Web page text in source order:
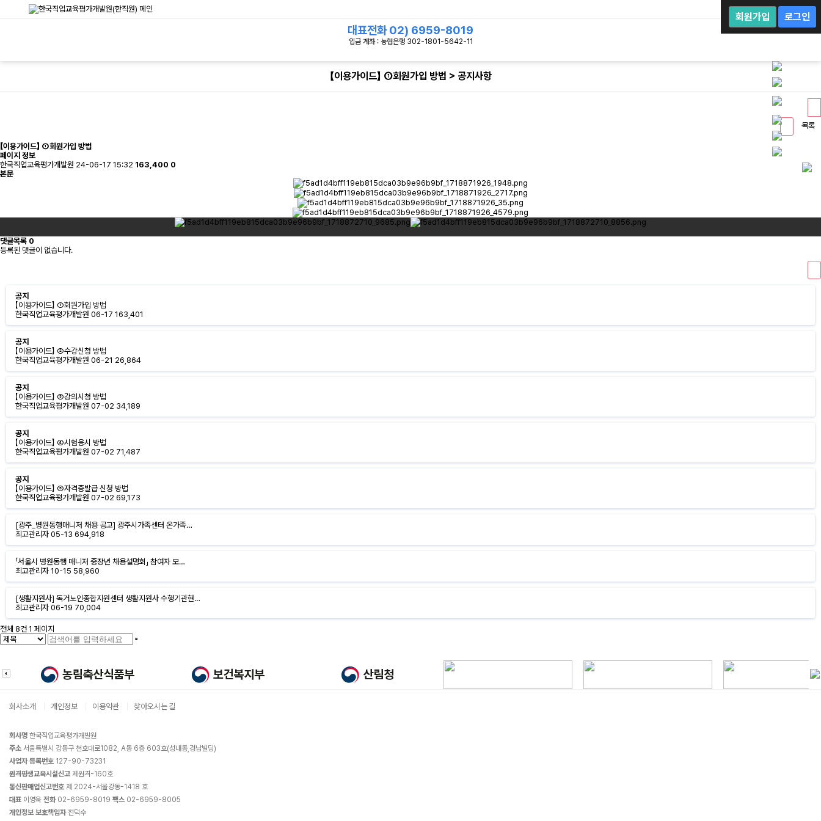
회
그
회원가입 로그인
대표전화02) 6959-8019
입금 계좌 : 농협은행 302-1801-5642-11
【이용가이드】 ①회원가입 방법 > 공지사항
목록
【이용가이드】 ①회원가입 방법
페이지 정보
한국직업교육평가개발원 24-06-17 15:32 163,400 0
본문
댓글목록 0
등록된 댓글이 없습니다.
공지
【이용가이드】 ①회원가입 방법
한국직업교육평가개발원 06-17 163,401
공지
【이용가이드】 ②수강신청 방법
한국직업교육평가개발원 06-21 26,864
공지
【이용가이드】 ③강의시청 방법
한국직업교육평가개발원 07-02 34,189
공지
【이용가이드】 ④시험응시 방법
한국직업교육평가개발원 07-02 71,487
공지
【이용가이드】 ⑤자격증발급 신청 방법
한국직업교육평가개발원 07-02 69,173
[광주_병원동행매니저 채용 공고] 광주시가족센터 온가족…
최고관리자 05-13 694,918
「서울시 병원동행 매니저 중장년 채용설명회」 참여자 모…
최고관리자 10-15 58,960
[생활지원사] 독거노인종합지원센터 생활지원사 수행기관현…
최고관리자 06-19 70,004
전체 8건 1 페이지
회사소개 개인정보 이용약관 찾아오시는 길
회사명 한국직업교육평가개발원
주소 서울특별시 강동구 천호대로1082, A동 6층 603호(성내동,경남빌딩)
사업자 등록번호 127-90-73231
원격평생교육시설신고 제원격-160호
통신판매업신고번호 제 2024-서울강동-1418 호
대표 이영욱 전화02-6959-8019 팩스 02-6959-8005
개인정보 보호책임자전덕수